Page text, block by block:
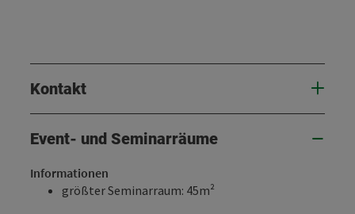
Kontakt
Event- und Seminarräume
Informationen
größter Seminarraum: 45m²